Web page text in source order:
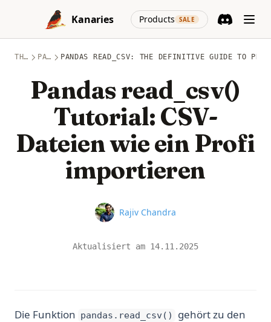
Skip to content
Kanaries
Products SALE
(opens in a
THEMEN PANDAS PANDAS READ_CSV: THE DEFINITIVE GUIDE TO
Pandas read_csv()
Tutorial: CSV-
Dateien wie ein Profi
importieren
Name
Rajiv Chandra
Aktualisiert am 14.11.2025
Die Funktion pandas.read_csv()
gehört zu den